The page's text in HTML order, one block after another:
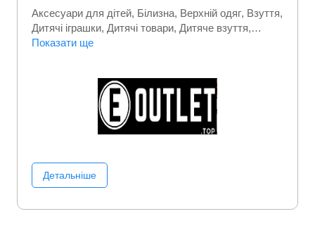
Аксесуари для дітей Білизна Верхній одяг Взуття
Дитячі іграшки Дитячі товари Дитяче взуття
Дитячий верхній одяг
Показати ще
Детальніше